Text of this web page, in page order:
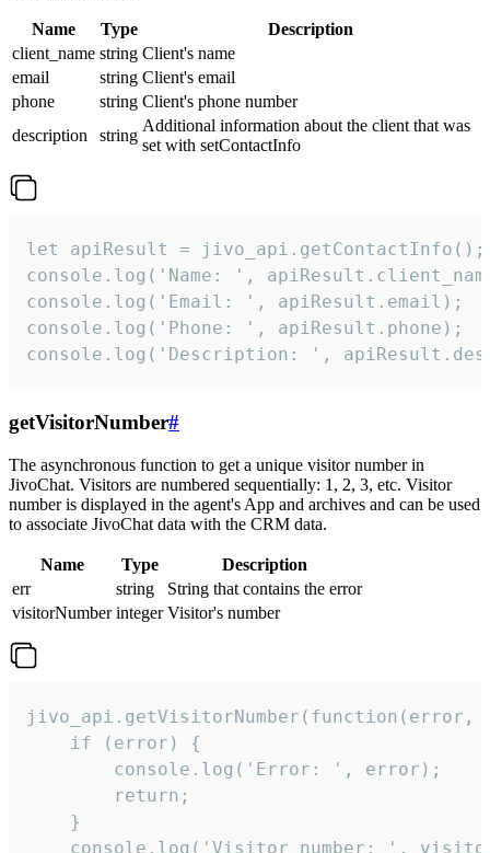
Name Type
Description
client_name string Client's name
email
string Client's email
phone
string Client's phone number
description
string
Additional information about the client that was
set with setContactInfo
let apiResult = jivo_api.getContactInfo();
console.log('Name: ',
console.log('Email: ', apiResult.email);
console.log('Phone: ', apiResult.phone);
console.log('Description: ',
getVisitorNumber#
The asynchronous function to get a unique visitor number in
JivoChat. Visitors are numbered sequentially: 1, 2, 3, etc. Visitor
number is displayed in the agent's App and archives and can be used
to associate JivoChat data with the CRM data.
Name Type
Description
err
string
String that contains the error
visitorNumber integer Visitor's number
jivo_api.getVisitorNumber(function(error,
    if (error) {
        console.log('Error: ', error);
        return;
    }
console.log('Visitor number: ',